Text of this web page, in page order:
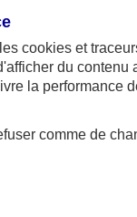
cookies et
du contenu
la performance
comme de